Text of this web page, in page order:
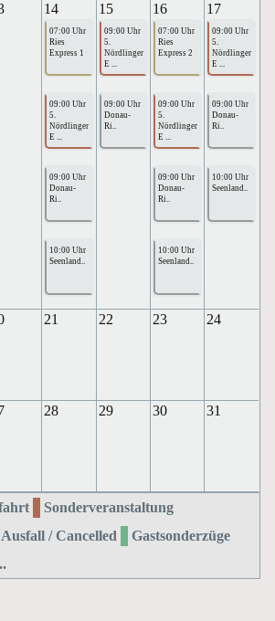
14 15 16 17
07:00 Uhr
Ries
Express 1
09:00 Uhr
5.
Nördlinger
E ...
07:00 Uhr
Ries
Express 2
09:00 Uhr
5.
Nördlinger
E ...
09:00 Uhr
5.
Nördlinger
E ...
09:00 Uhr
Donau-
Ri..
09:00 Uhr
5.
Nördlinger
E ...
09:00 Uhr
Donau-
Ri..
09:00 Uhr
Donau-
Ri..
09:00 Uhr
Donau-
Ri..
10:00 Uhr
Seenland..
10:00 Uhr
Seenland..
10:00 Uhr
Seenland..
21 22 23 24
28 29 30 31
Sonderveranstaltung
Ausfall / Cancelled
Gastsonderzüge